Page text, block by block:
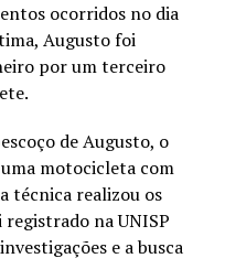
ocorridos no dia
Augusto foi
por um terceiro
de Augusto, o
motocicleta com
técnica realizou os
na UNISP
e a busca